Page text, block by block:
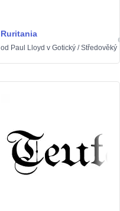
Ruritania
od Paul Lloyd v Gotický /Středověký